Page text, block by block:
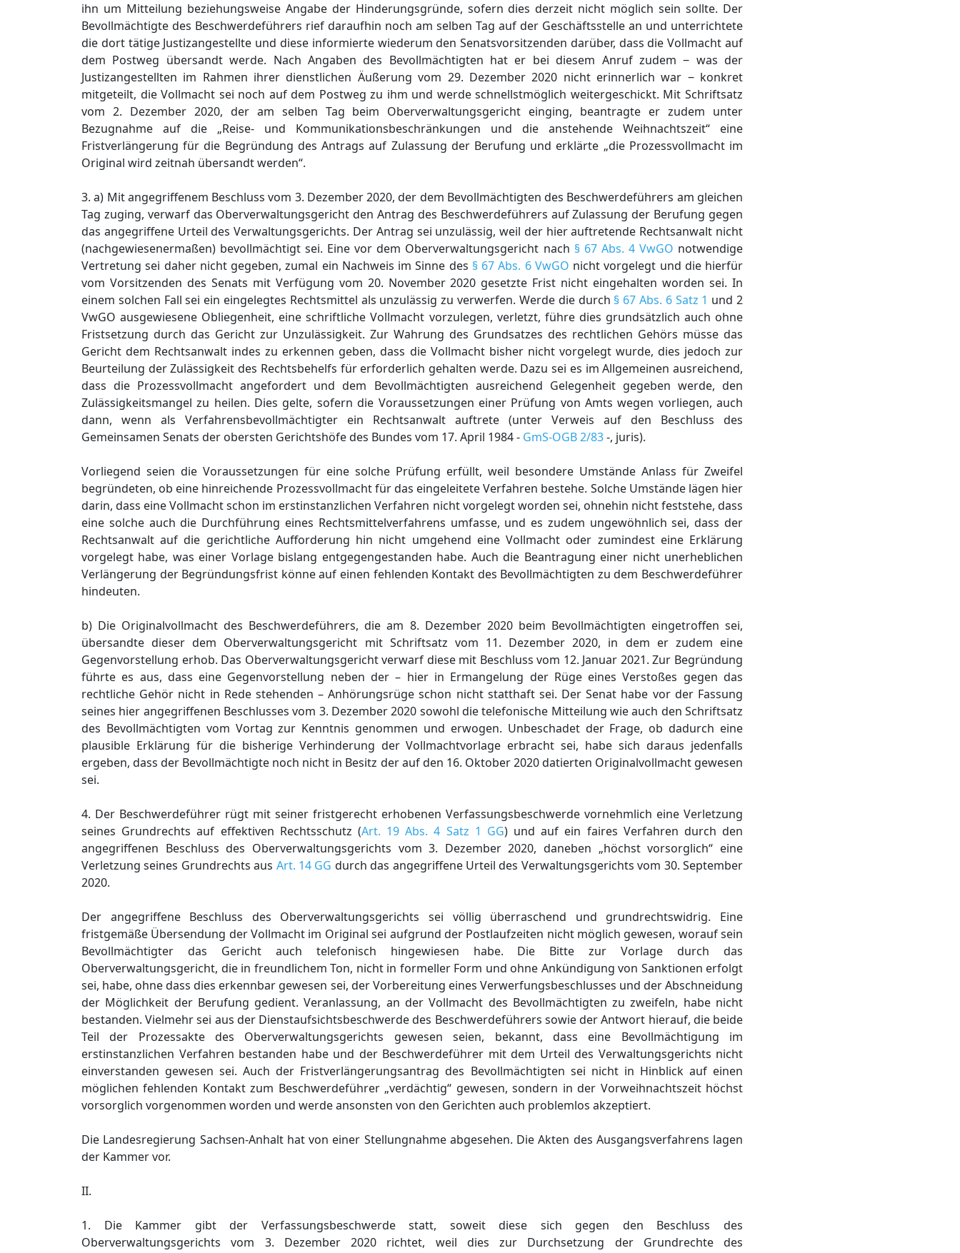
ihn um Mitteilung beziehungsweise Angabe der Hinderungsgründe, sofern dies derzeit nicht möglich sein sollte. Der
Bevollmächtigte des Beschwerdeführers rief daraufhin noch am selben Tag auf der Geschäftsstelle an und unterrichtete
die dort tätige Justizangestellte und diese informierte wiederum den Senatsvorsitzenden darüber, dass die Vollmacht auf
dem Postweg übersandt werde. Nach Angaben des Bevollmächtigten hat er bei diesem Anruf zudem ‒ was der
Justizangestellten im Rahmen ihrer dienstlichen Äußerung vom 29. Dezember 2020 nicht erinnerlich war ‒ konkret
mitgeteilt, die Vollmacht sei noch auf dem Postweg zu ihm und werde schnellstmöglich weitergeschickt. Mit Schriftsatz
vom 2. Dezember 2020, der am selben Tag beim Oberverwaltungsgericht einging, beantragte er zudem unter
Bezugnahme auf die „Reise- und Kommunikationsbeschränkungen und die anstehende Weihnachtszeit“ eine
Fristverlängerung für die Begründung des Antrags auf Zulassung der Berufung und erklärte „die Prozessvollmacht im
Original wird zeitnah übersandt werden“.
3. a) Mit angegriffenem Beschluss vom 3. Dezember 2020, der dem Bevollmächtigten des Beschwerdeführers am gleichen
Tag zuging, verwarf das Oberverwaltungsgericht den Antrag des Beschwerdeführers auf Zulassung der Berufung gegen
das angegriffene Urteil des Verwaltungsgerichts. Der Antrag sei unzulässig, weil der hier auftretende Rechtsanwalt nicht
(nachgewiesenermaßen) bevollmächtigt sei. Eine vor dem Oberverwaltungsgericht nach § 67 Abs. 4 VwGO notwendige
Vertretung sei daher nicht gegeben, zumal ein Nachweis im Sinne des § 67 Abs. 6 VwGO nicht vorgelegt und die hierfür
vom Vorsitzenden des Senats mit Verfügung vom 20. November 2020 gesetzte Frist nicht eingehalten worden sei. In
einem solchen Fall sei ein eingelegtes Rechtsmittel als unzulässig zu verwerfen. Werde die durch § 67 Abs. 6 Satz 1 und 2
VwGO ausgewiesene Obliegenheit, eine schriftliche Vollmacht vorzulegen, verletzt, führe dies grundsätzlich auch ohne
Fristsetzung durch das Gericht zur Unzulässigkeit. Zur Wahrung des Grundsatzes des rechtlichen Gehörs müsse das
Gericht dem Rechtsanwalt indes zu erkennen geben, dass die Vollmacht bisher nicht vorgelegt wurde, dies jedoch zur
Beurteilung der Zulässigkeit des Rechtsbehelfs für erforderlich gehalten werde. Dazu sei es im Allgemeinen ausreichend,
dass die Prozessvollmacht angefordert und dem Bevollmächtigten ausreichend Gelegenheit gegeben werde, den
Zulässigkeitsmangel zu heilen. Dies gelte, sofern die Voraussetzungen einer Prüfung von Amts wegen vorliegen, auch
dann, wenn als Verfahrensbevollmächtigter ein Rechtsanwalt auftrete (unter Verweis auf den Beschluss des
Gemeinsamen Senats der obersten Gerichtshöfe des Bundes vom 17. April 1984 - GmS-OGB 2/83-, juris).
Vorliegend seien die Voraussetzungen für eine solche Prüfung erfüllt, weil besondere Umstände Anlass für Zweifel
begründeten, ob eine hinreichende Prozessvollmacht für das eingeleitete Verfahren bestehe. Solche Umstände lägen hier
darin, dass eine Vollmacht schon im erstinstanzlichen Verfahren nicht vorgelegt worden sei, ohnehin nicht feststehe, dass
eine solche auch die Durchführung eines Rechtsmittelverfahrens umfasse, und es zudem ungewöhnlich sei, dass der
Rechtsanwalt auf die gerichtliche Aufforderung hin nicht umgehend eine Vollmacht oder zumindest eine Erklärung
vorgelegt habe, was einer Vorlage bislang entgegengestanden habe. Auch die Beantragung einer nicht unerheblichen
Verlängerung der Begründungsfrist könne auf einen fehlenden Kontakt des Bevollmächtigten zu dem Beschwerdeführer
hindeuten.
b) Die Originalvollmacht des Beschwerdeführers, die am 8. Dezember 2020 beim Bevollmächtigten eingetroffen sei,
übersandte dieser dem Oberverwaltungsgericht mit Schriftsatz vom 11. Dezember 2020, in dem er zudem eine
Gegenvorstellung erhob. Das Oberverwaltungsgericht verwarf diese mit Beschluss vom 12. Januar 2021. Zur Begründung
führte es aus, dass eine Gegenvorstellung neben der – hier in Ermangelung der Rüge eines Verstoßes gegen das
rechtliche Gehör nicht in Rede stehenden – Anhörungsrüge schon nicht statthaft sei. Der Senat habe vor der Fassung
seines hier angegriffenen Beschlusses vom 3. Dezember 2020 sowohl die telefonische Mitteilung wie auch den Schriftsatz
des Bevollmächtigten vom Vortag zur Kenntnis genommen und erwogen. Unbeschadet der Frage, ob dadurch eine
plausible Erklärung für die bisherige Verhinderung der Vollmachtvorlage erbracht sei, habe sich daraus jedenfalls
ergeben, dass der Bevollmächtigte noch nicht in Besitz der auf den 16. Oktober 2020 datierten Originalvollmacht gewesen
sei.
4. Der Beschwerdeführer rügt mit seiner fristgerecht erhobenen Verfassungsbeschwerde vornehmlich eine Verletzung
seines Grundrechts auf effektiven Rechtsschutz (Art. 19 Abs. 4 Satz 1 GG) und auf ein faires Verfahren durch den
angegriffenen Beschluss des Oberverwaltungsgerichts vom 3. Dezember 2020, daneben „höchst vorsorglich“ eine
Verletzung seines Grundrechts aus Art. 14 GG durch das angegriffene Urteil des Verwaltungsgerichts vom 30. September
2020.
Der angegriffene Beschluss des Oberverwaltungsgerichts sei völlig überraschend und grundrechtswidrig. Eine
fristgemäße Übersendung der Vollmacht im Original sei aufgrund der Postlaufzeiten nicht möglich gewesen, worauf sein
Bevollmächtigter das Gericht auch telefonisch hingewiesen habe. Die Bitte zur Vorlage durch das
Oberverwaltungsgericht, die in freundlichem Ton, nicht in formeller Form und ohne Ankündigung von Sanktionen erfolgt
sei, habe, ohne dass dies erkennbar gewesen sei, der Vorbereitung eines Verwerfungsbeschlusses und der Abschneidung
der Möglichkeit der Berufung gedient. Veranlassung, an der Vollmacht des Bevollmächtigten zu zweifeln, habe nicht
bestanden. Vielmehr sei aus der Dienstaufsichtsbeschwerde des Beschwerdeführers sowie der Antwort hierauf, die beide
Teil der Prozessakte des Oberverwaltungsgerichts gewesen seien, bekannt, dass eine Bevollmächtigung im
erstinstanzlichen Verfahren bestanden habe und der Beschwerdeführer mit dem Urteil des Verwaltungsgerichts nicht
einverstanden gewesen sei. Auch der Fristverlängerungsantrag des Bevollmächtigten sei nicht in Hinblick auf einen
möglichen fehlenden Kontakt zum Beschwerdeführer „verdächtig“ gewesen, sondern in der Vorweihnachtszeit höchst
vorsorglich vorgenommen worden und werde ansonsten von den Gerichten auch problemlos akzeptiert.
Die Landesregierung Sachsen-Anhalt hat von einer Stellungnahme abgesehen. Die Akten des Ausgangsverfahrens lagen
der Kammer vor.
II.
1. Die Kammer gibt der Verfassungsbeschwerde statt, soweit diese sich gegen den Beschluss des
Oberverwaltungsgerichts vom 3. Dezember 2020 richtet, weil dies zur Durchsetzung der Grundrechte des